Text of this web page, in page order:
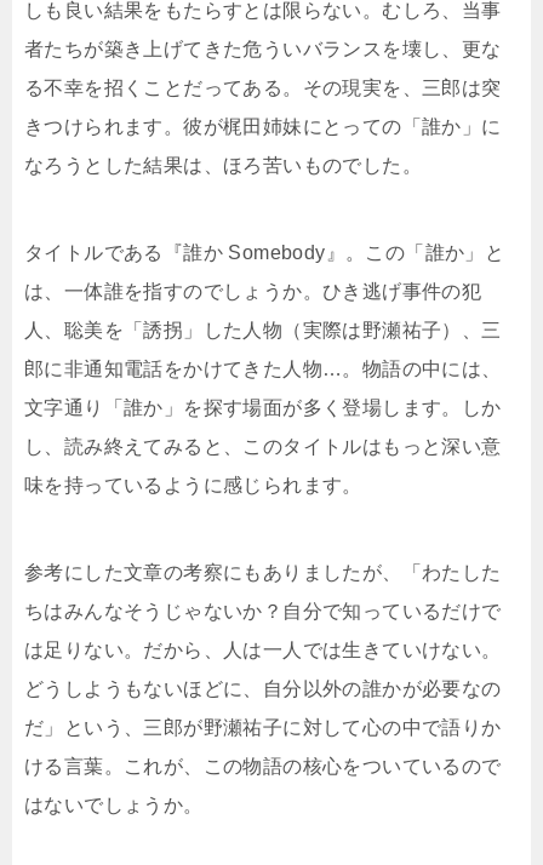
しも良い結果をもたらすとは限らない。むしろ、当事
者たちが築き上げてきた危ういバランスを壊し、更な
る不幸を招くことだってある。その現実を、三郎は突
きつけられます。彼が梶田姉妹にとっての「誰か」に
なろうとした結果は、ほろ苦いものでした。
タイトルである『誰か Somebody』。この「誰か」と
は、一体誰を指すのでしょうか。ひき逃げ事件の犯
人、聡美を「誘拐」した人物（実際は野瀬祐子）、三
郎に非通知電話をかけてきた人物…。物語の中には、
文字通り「誰か」を探す場面が多く登場します。しか
し、読み終えてみると、このタイトルはもっと深い意
味を持っているように感じられます。
参考にした文章の考察にもありましたが、「わたした
ちはみんなそうじゃないか？自分で知っているだけで
は足りない。だから、人は一人では生きていけない。
どうしようもないほどに、自分以外の誰かが必要なの
だ」という、三郎が野瀬祐子に対して心の中で語りか
ける言葉。これが、この物語の核心をついているので
はないでしょうか。